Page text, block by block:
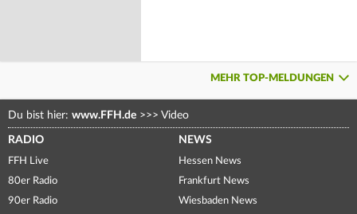
MEHR TOP-MELDUNGEN
Du bist hier: www.FFH.de >>> Video
RADIO
FFH Live
80er Radio
90er Radio
NEWS
Hessen News
Frankfurt News
Wiesbaden News